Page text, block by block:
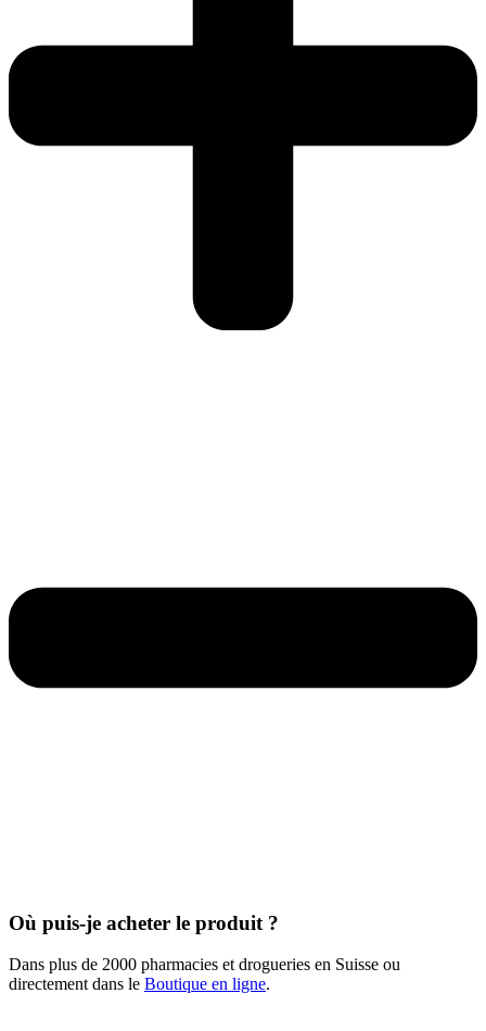
Où puis-je acheter le produit ?
Dans plus de 2000 pharmacies et drogueries en Suisse ou
directement dans le Boutique en ligne.